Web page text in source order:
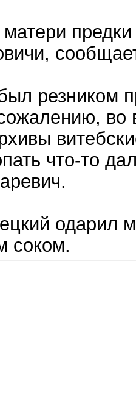
резником
что-то
одарил
соком.